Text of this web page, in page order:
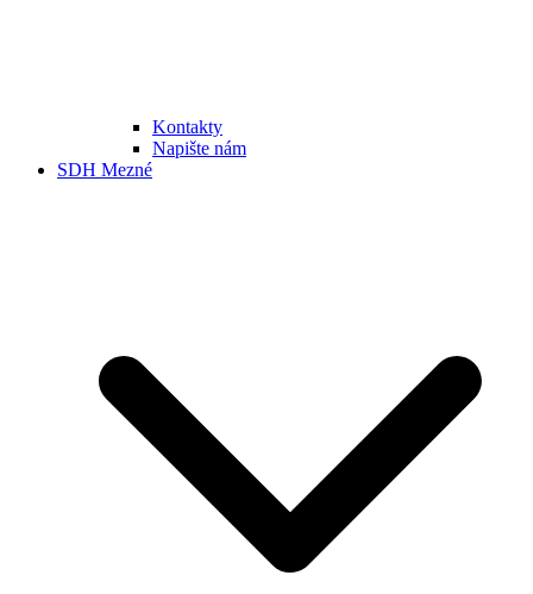
Kontakty
Napište nám
SDH Mezné